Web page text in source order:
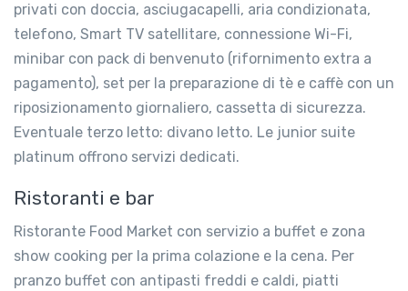
privati con doccia, asciugacapelli, aria condizionata,
telefono, Smart TV satellitare, connessione Wi-Fi,
minibar con pack di benvenuto (rifornimento extra a
pagamento), set per la preparazione di tè e caffè con un
riposizionamento giornaliero, cassetta di sicurezza.
Eventuale terzo letto: divano letto. Le junior suite
platinum offrono servizi dedicati.
Ristoranti e bar
Ristorante Food Market con servizio a buffet e zona
show cooking per la prima colazione e la cena. Per
pranzo buffet con antipasti freddi e caldi, piatti